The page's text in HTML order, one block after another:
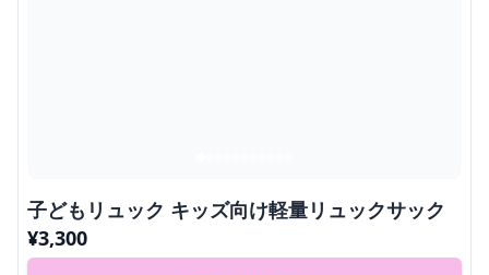
子どもリュック キッズ向け軽量リュックサック
¥3,300